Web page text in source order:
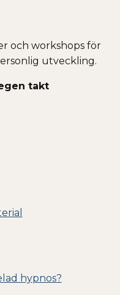
och workshops för
utveckling.
takt
hypnos?